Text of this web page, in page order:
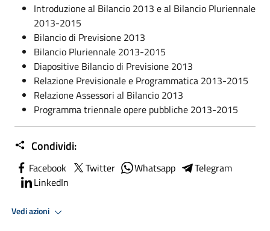
Introduzione al Bilancio 2013 e al Bilancio Pluriennale
2013-2015
Bilancio di Previsione 2013
Bilancio Pluriennale 2013-2015
Diapositive Bilancio di Previsione 2013
Relazione Previsionale e Programmatica 2013-2015
Relazione Assessori al Bilancio 2013
Programma triennale opere pubbliche 2013-2015
Condividi:
Facebook Twitter Whatsapp
Telegram
LinkedIn
Vedi azioni